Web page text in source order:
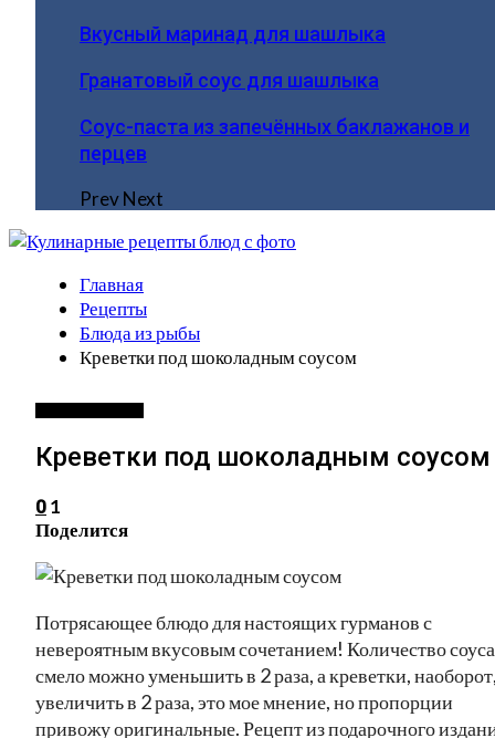
Вкусный маринад для шашлыка
Гранатовый соус для шашлыка
Соус-паста из запечённых баклажанов и
перцев
PrevNext
Главная
Рецепты
Блюда из рыбы
Креветки под шоколадным соусом
Креветки под шоколадным соусом
0 1
Поделится
Потрясающее блюдо для настоящих гурманов с
невероятным вкусовым сочетанием! Количество соуса
смело можно уменьшить в 2 раза, а креветки,
увеличить в 2 раза, это мое мнение, но пропорции
привожу оригинальные. Рецепт из подарочного